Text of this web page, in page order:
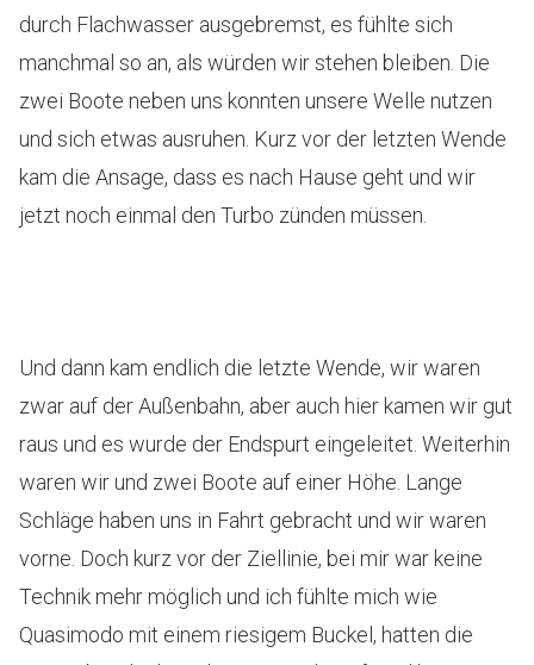
durch Flachwasser ausgebremst, es fühlte sich
manchmal so an, als würden wir stehen bleiben. Die
zwei Boote neben uns konnten unsere Welle nutzen
und sich etwas ausruhen. Kurz vor der letzten Wende
kam die Ansage, dass es nach Hause geht und wir
jetzt noch einmal den Turbo zünden müssen.
Und dann kam endlich die letzte Wende, wir waren
zwar auf der Außenbahn, aber auch hier kamen wir gut
raus und es wurde der Endspurt eingeleitet. Weiterhin
waren wir und zwei Boote auf einer Höhe. Lange
Schläge haben uns in Fahrt gebracht und wir waren
vorne. Doch kurz vor der Ziellinie, bei mir war keine
Technik mehr möglich und ich fühlte mich wie
Quasimodo mit einem riesigem Buckel, hatten die